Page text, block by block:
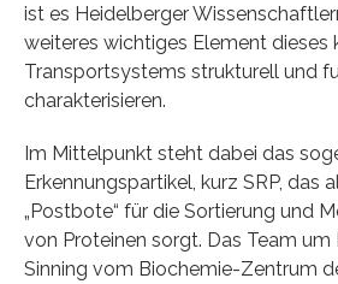
ist es Heidelberger
weiteres wichtiges Element dieses
Transportsystems strukturell und
charakterisieren.
Im Mittelpunkt steht dabei das
Erkennungspartikel, kurz SRP, das
„Postbote“ für die Sortierung und
von Proteinen sorgt. Das Team um
Sinning vom Biochemie-Zentrum